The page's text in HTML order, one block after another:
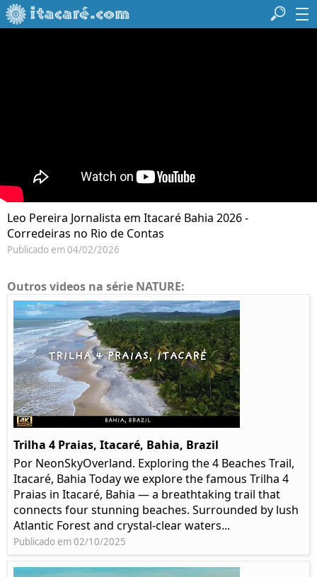
Leo Pereira Jornalista em Itacaré Bahia 2026 -
Corredeiras no Rio de Contas
Publicado em 04/02/2026
Outros videos na série NATURE:
Trilha 4 Praias, Itacaré, Bahia, Brazil
Por NeonSkyOverland. Exploring the 4 Beaches Trail,
Itacaré, Bahia Today we explore the famous Trilha 4
Praias in Itacaré, Bahia — a breathtaking trail that
connects four stunning beaches. Surrounded by lush
Atlantic Forest and crystal-clear waters...
Publicado em 02/10/2025